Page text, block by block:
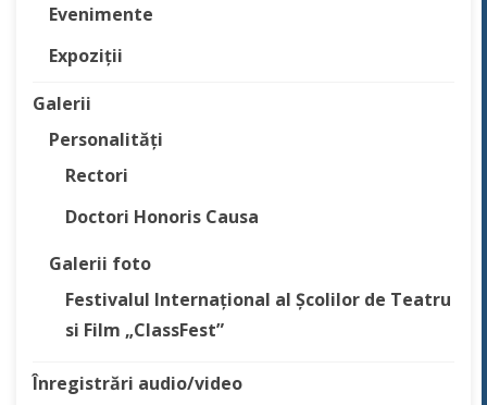
Evenimente
Expoziții
Galerii
Personalități
Rectori
Doctori Honoris Causa
Galerii foto
Festivalul Internațional al Școlilor de Teatru
si Film „ClassFest”
Înregistrări audio/video